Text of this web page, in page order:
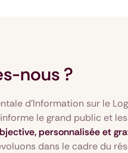
nous ?
d'Information sur le
le grand public et
personnalisée et
dans le cadre du